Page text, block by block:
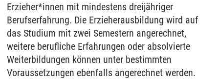
Erzieher*innen mit mindestens dreijähriger
Berufserfahrung. Die Erzieherausbildung wird auf
das Studium mit zwei Semestern angerechnet,
weitere berufliche Erfahrungen oder absolvierte
Weiterbildungen können unter bestimmten
Voraussetzungen ebenfalls angerechnet werden.